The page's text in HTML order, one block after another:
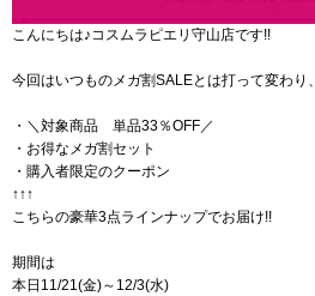
こんにちは♪コスムラピエリ守山店です!!
今回はいつものメガ割SALEとは打って変わり、
・＼対象商品 単品33％OFF／
・お得なメガ割セット
・購入者限定のクーポン
↑↑↑
こちらの豪華3点ラインナップでお届け!!
期間は
本日11/21(金)～12/3(水)